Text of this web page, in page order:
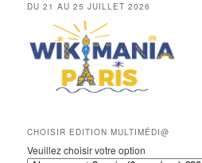
DU 21 AU 25 JUILLET 2026
CHOISIR EDITION MULTIMÉDI@
Veuillez choisir votre option